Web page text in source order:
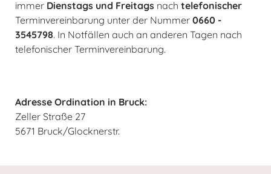
immer Dienstags und Freitags nach telefonischer
Terminvereinbarung unter der Nummer 0660 -
3545798. In Notfällen auch an anderen Tagen nach
telefonischer Terminvereinbarung.
Adresse Ordination in Bruck:
Zeller Straße 27
5671 Bruck/Glocknerstr.